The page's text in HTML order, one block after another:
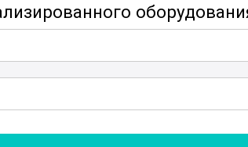
данных. Участники
и технологиями,
лабораториях.
и соблюдению стандартов
работы в данной